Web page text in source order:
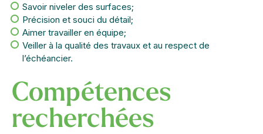
Savoir niveler des surfaces;
Précision et souci du détail;
Aimer travailler en équipe;
Veiller à la qualité des travaux et au respect de
l’échéancier.
Compétences
recherchées